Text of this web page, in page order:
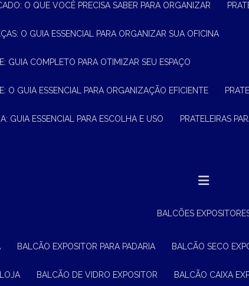
O QUE VOCÊ PRECISA SABER PARA ORGANIZAR
O GUIA ESSENCIAL PARA ORGANIZAR SUA OFICINA
GUIA COMPLETO PARA OTIMIZAR SEU ESPAÇO
O GUIA ESSENCIAL PARA ORGANIZAÇÃO EFICIENTE
GUIA ESSENCIAL PARA ESCOLHA E USO PRATELEIRAS
BALCÕES
BALCÃO EXPOSITOR PARA PADARIA BALCÃO SECO
BALCÃO DE VIDRO EXPOSITOR BALCÃO CAIXA